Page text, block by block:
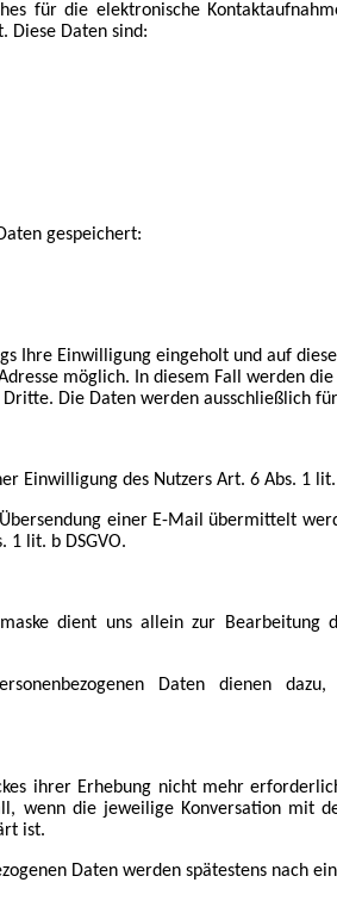
für die elektronische
Diese Daten sind:
gespeichert:
Ihre Einwilligung eingeholt und auf
möglich. In diesem Fall werden
Die Daten werden ausschließlich
Einwilligung des Nutzers Art. 6 Abs. 1 lit.
einer E-Mail übermittelt
1 lit. b DSGVO.
dient uns allein zur
Daten dienen
ihrer Erhebung nicht mehr
wenn die jeweilige Konversation mit
ist.
Daten werden spätestens nach